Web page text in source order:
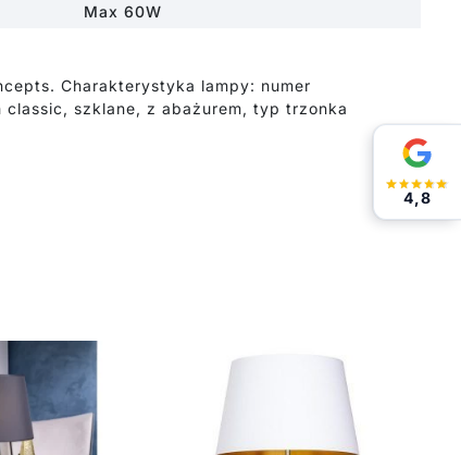
Max 60W
Charakterystyka lampy: numer
classic, szklane, z abażurem, typ trzonka
4,8